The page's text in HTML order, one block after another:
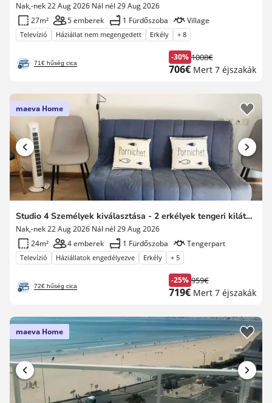
Nak,-nek 22 Aug 2026 Nál nél 29 Aug 2026
27m²
5 emberek 1 Fürdőszoba Village
Televízió Háziállat nem megengedett Erkély + 8
71€ hűség cica
-30%
Korábbi
díj
1008€
Új
706€ Mert 7 éjszakák
maeva Home
Studio 4 Személyek kiválasztása - 2 erkélyek tengeri kilátás
Nak,-nek 22 Aug 2026 Nál nél 29 Aug 2026
24m²
4 emberek 1 Fürdőszoba Tengerpart
Televízió Háziállatok engedélyezve Erkély + 5
72€ hűség cica
-25%
Korábbi
díj
959€
Új
719€ Mert 7 éjszakák
maeva Home